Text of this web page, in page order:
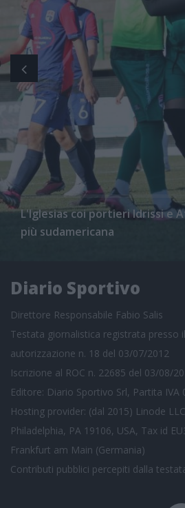
L'Iglesias coi portieri Idrissi e
più sudamericana
Diario Sportivo
Direttore Responsabile Fabio Salis
Testata giornalistica registrata presso
autorizzazione n. 18 del 03/07/2012
Iscrizione al ROC n. 22685 del 03/08/
Editore: Diario Sportivo Srl, Partita IVA
Hosting provider: (dal 2015) Linode
Philadelphia, PA 19106, USA, Tax id
Frankfurt am Main (Germania)
Contributi pubblici percepiti dalla